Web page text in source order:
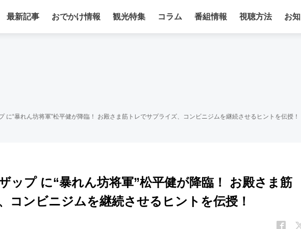
最新記事 おでかけ情報 観光特集 コラム 番組情報 視聴方法 お
に“暴れん坊将軍”松平健が降臨！ お殿さま筋トレでサプライズ、コンビニジムを継続させるヒントを伝授！
ップ に“暴れん坊将軍”松平健が降臨！ お殿さま筋
コンビニジムを継続させるヒントを伝授！